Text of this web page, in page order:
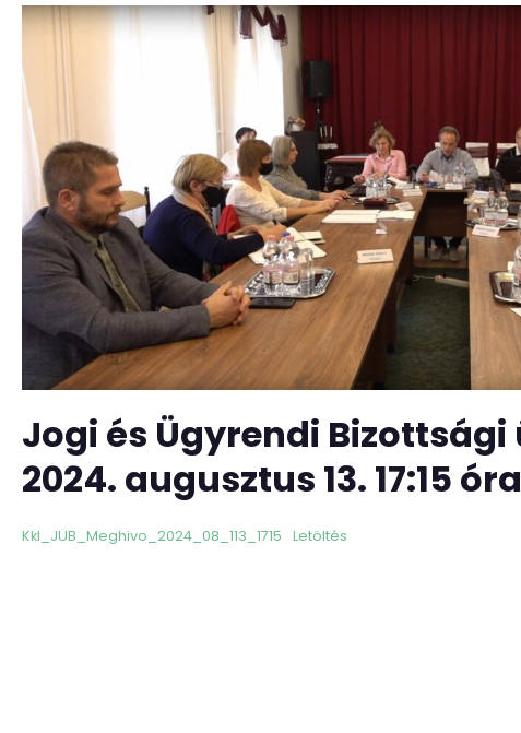
Jogi és Ügyrendi
2024. augusztus 13. 17:15 óra
Kkl_JUB_Meghivo_2024_08_113_1715 Letöltés